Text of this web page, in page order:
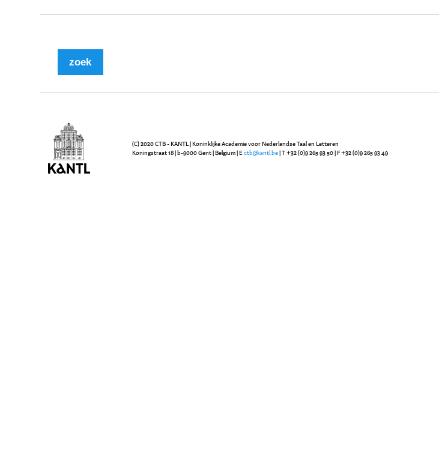
(C) 2020 CTB - KANTL | Koninklijke Academie voor Nederlandse Taal en Letteren
Koningstraat 18 | b-9000 Gent | Belgium | Ectb@kantl.be | T +32 (0)9 265 93 50 | F +32 (0)9 265 93 49